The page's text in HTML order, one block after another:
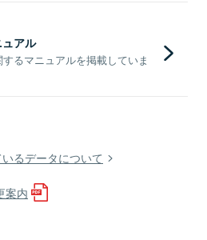
アル
るマニュアルを掲載していま
るデータについて
案内